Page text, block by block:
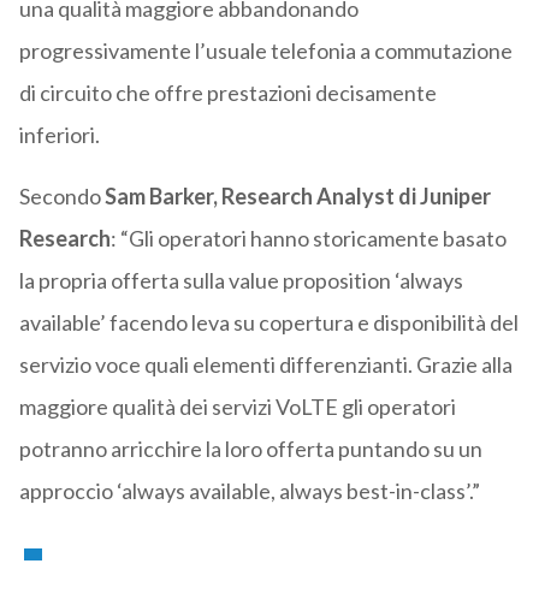
una qualità maggiore abbandonando
progressivamente l’usuale telefonia a commutazione
di circuito che offre prestazioni decisamente
inferiori.
SecondoSam Barker, Research Analyst di Juniper
Research: “Gli operatori hanno storicamente basato
la propria offerta sulla value proposition ‘always
available’ facendo leva su copertura e disponibilità del
servizio voce quali elementi differenzianti. Grazie alla
maggiore qualità dei servizi VoLTE gli operatori
potranno arricchire la loro offerta puntando su un
approccio ‘always available, always best-in-class’.”